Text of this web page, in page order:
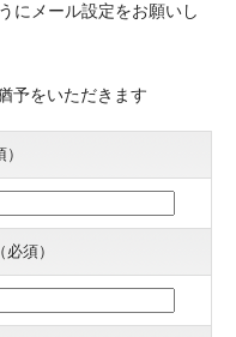
にメール設定をお願いし
予をいただきます
須）